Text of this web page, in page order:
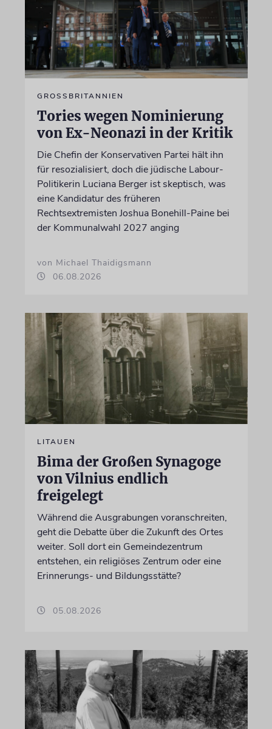
GROSSBRITANNIEN
Tories wegen Nominierung
von Ex-Neonazi in der Kritik
Die Chefin der Konservativen Partei hält ihn
für resozialisiert, doch die jüdische Labour-
Politikerin Luciana Berger ist skeptisch, was
eine Kandidatur des früheren
Rechtsextremisten Joshua Bonehill-Paine bei
der Kommunalwahl 2027 anging
von Michael Thaidigsmann
06.08.2026
LITAUEN
Bima der Großen Synagoge
von Vilnius endlich
freigelegt
Während die Ausgrabungen voranschreiten,
geht die Debatte über die Zukunft des Ortes
weiter. Soll dort ein Gemeindezentrum
entstehen, ein religiöses Zentrum oder eine
Erinnerungs- und Bildungsstätte?
05.08.2026